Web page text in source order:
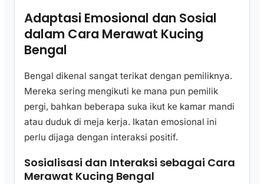
Adaptasi Emosional dan Sosial
dalam Cara Merawat Kucing
Bengal
Bengal dikenal sangat terikat dengan pemiliknya.
Mereka sering mengikuti ke mana pun pemilik
pergi, bahkan beberapa suka ikut ke kamar mandi
atau duduk di meja kerja. Ikatan emosional ini
perlu dijaga dengan interaksi positif.
Sosialisasi dan Interaksi sebagai Cara
Merawat Kucing Bengal